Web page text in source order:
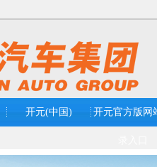
开元(中国) 开元官方版网